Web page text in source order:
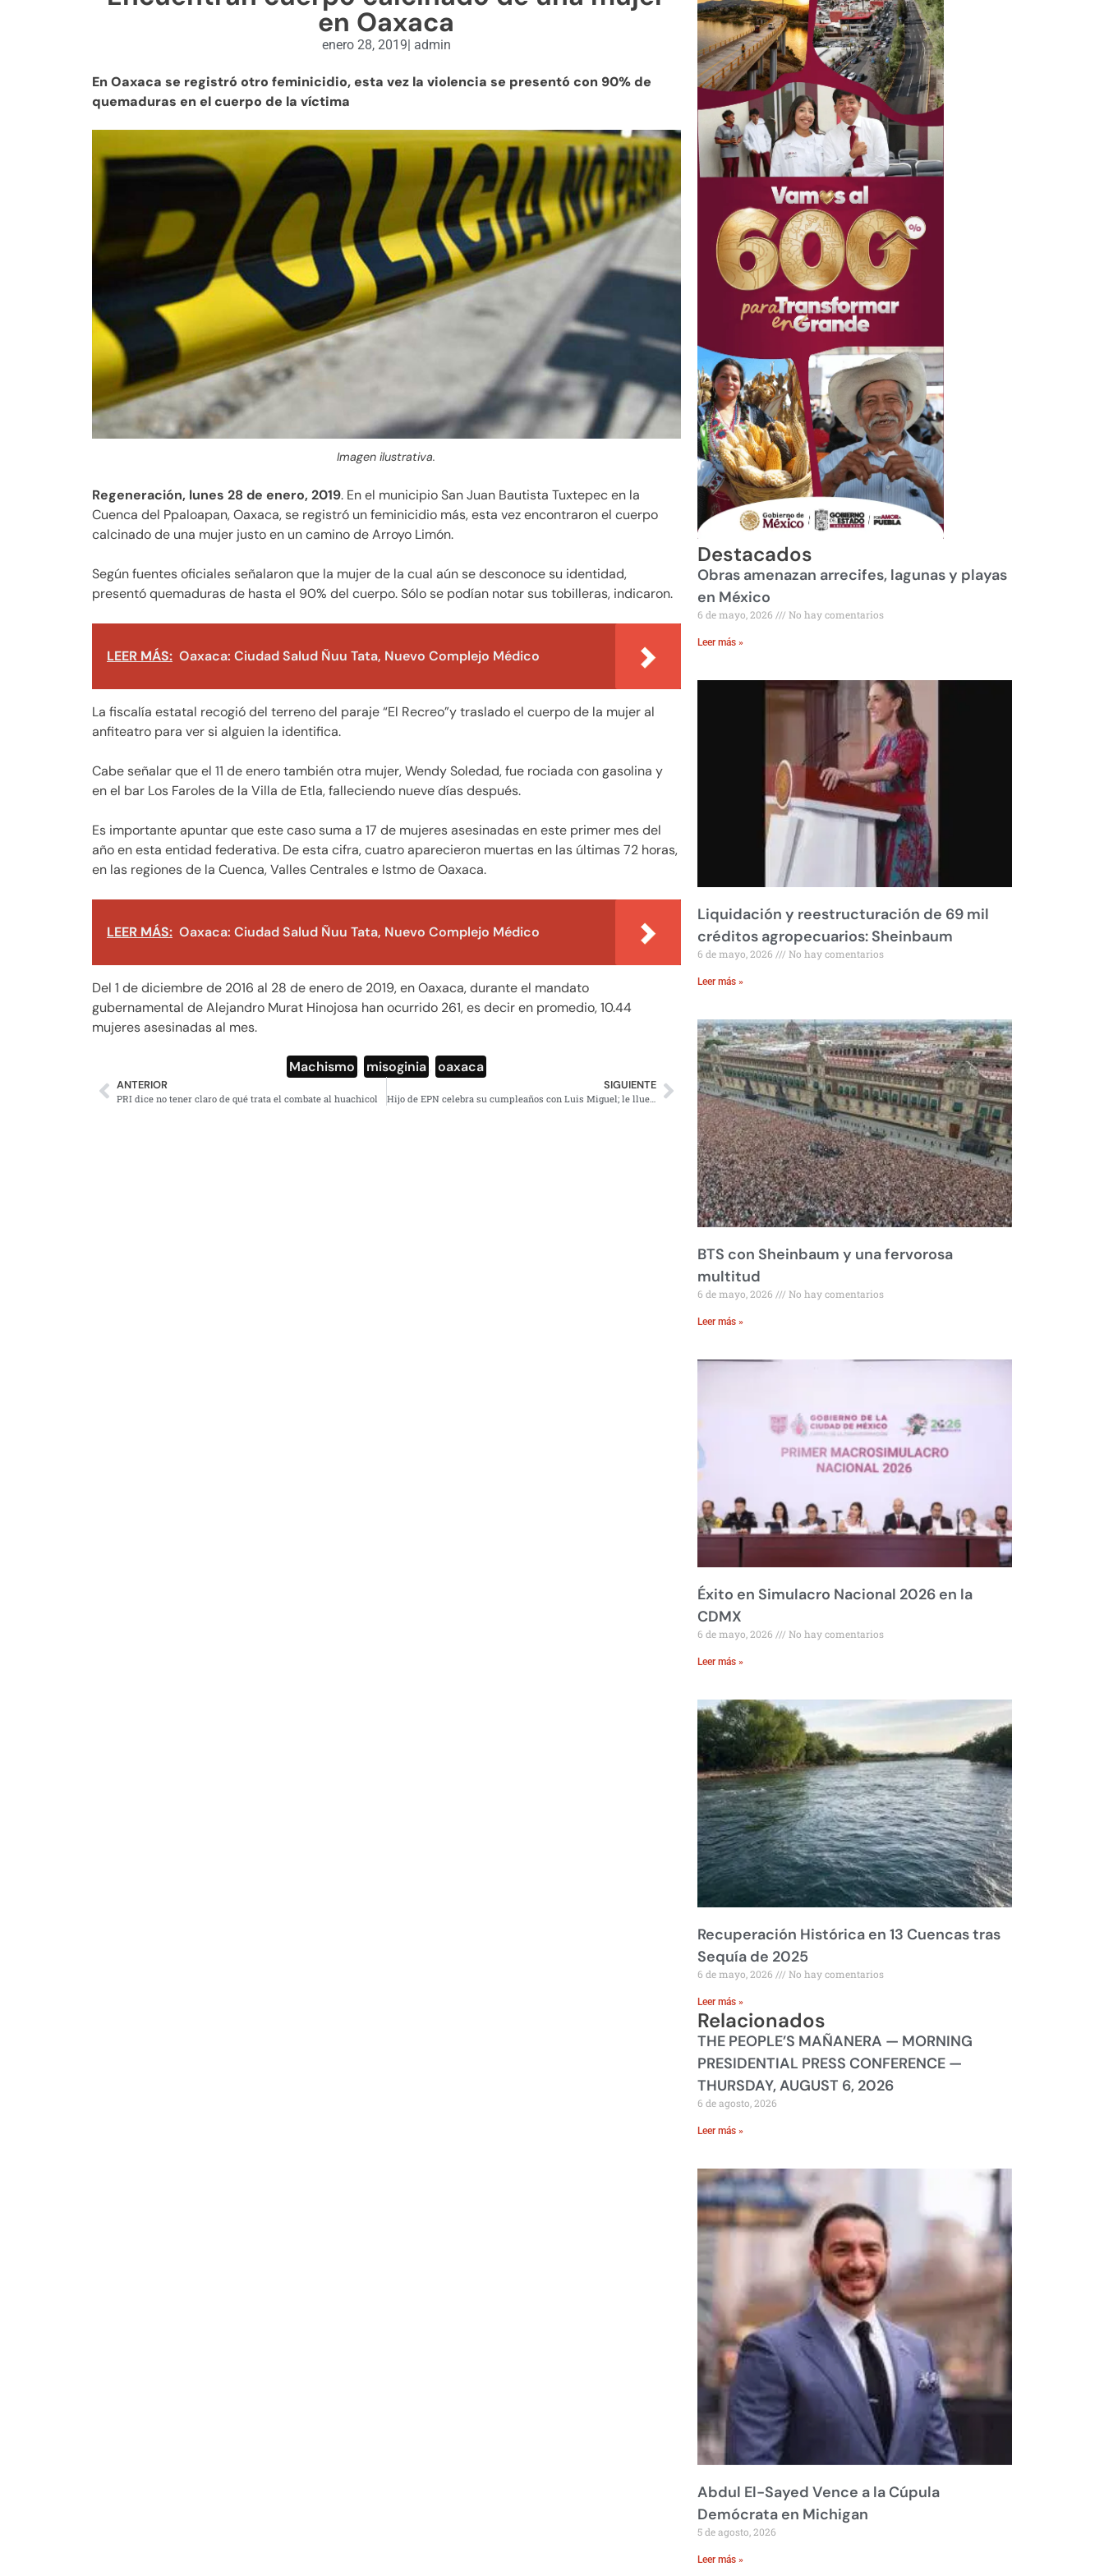
en Oaxaca
enero 28, 2019 admin
En Oaxaca se registró otro feminicidio, esta vez la violencia se presentó con 90% de
quemaduras en el cuerpo de la víctima
Imagen ilustrativa.
Regeneración, lunes 28 de enero, 2019. En el municipio San Juan Bautista Tuxtepec en la
Cuenca del Ppaloapan, Oaxaca, se registró un feminicidio más, esta vez encontraron el cuerpo
calcinado de una mujer justo en un camino de Arroyo Limón.
Según fuentes oficiales señalaron que la mujer de la cual aún se desconoce su identidad,
presentó quemaduras de hasta el 90% del cuerpo. Sólo se podían notar sus tobilleras, indicaron.
LEER MÁS: Oaxaca: Ciudad Salud Ñuu Tata, Nuevo Complejo Médico
La fiscalía estatal recogió del terreno del paraje “El Recreo”y traslado el cuerpo de la mujer al
anfiteatro para ver si alguien la identifica.
Cabe señalar que el 11 de enero también otra mujer, Wendy Soledad, fue rociada con gasolina y
en el bar Los Faroles de la Villa de Etla, falleciendo nueve días después.
Es importante apuntar que este caso suma a 17 de mujeres asesinadas en este primer mes del
año en esta entidad federativa. De esta cifra, cuatro aparecieron muertas en las últimas 72 horas,
en las regiones de la Cuenca, Valles Centrales e Istmo de Oaxaca.
LEER MÁS: Oaxaca: Ciudad Salud Ñuu Tata, Nuevo Complejo Médico
Del 1 de diciembre de 2016 al 28 de enero de 2019, en Oaxaca, durante el mandato
gubernamental de Alejandro Murat Hinojosa han ocurrido 261, es decir en promedio, 10.44
mujeres asesinadas al mes.
Machismo misoginia oaxaca
ANTERIOR
PRI dice no tener claro de qué trata el combate al huachicol
SIGUIENTE
Hijo de EPN celebra su cumpleaños con Luis Miguel; le llueven críticas
Destacados
Obras amenazan arrecifes, lagunas y playas
en México
6 de mayo, 2026 No hay comentarios
Leer más »
Liquidación y reestructuración de 69 mil
créditos agropecuarios: Sheinbaum
6 de mayo, 2026 No hay comentarios
Leer más »
BTS con Sheinbaum y una fervorosa
multitud
6 de mayo, 2026 No hay comentarios
Leer más »
Éxito en Simulacro Nacional 2026 en la
CDMX
6 de mayo, 2026 No hay comentarios
Leer más »
Recuperación Histórica en 13 Cuencas tras
Sequía de 2025
6 de mayo, 2026 No hay comentarios
Leer más »
Relacionados
THE PEOPLE’S MAÑANERA — MORNING
PRESIDENTIAL PRESS CONFERENCE —
THURSDAY, AUGUST 6, 2026
6 de agosto, 2026
Leer más »
Abdul El-Sayed Vence a la Cúpula
Demócrata en Michigan
5 de agosto, 2026
Leer más »